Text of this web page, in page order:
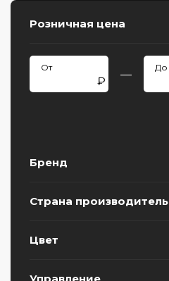
Розничная цена
—
Бренд
CASO
Страна производитель
Цвет